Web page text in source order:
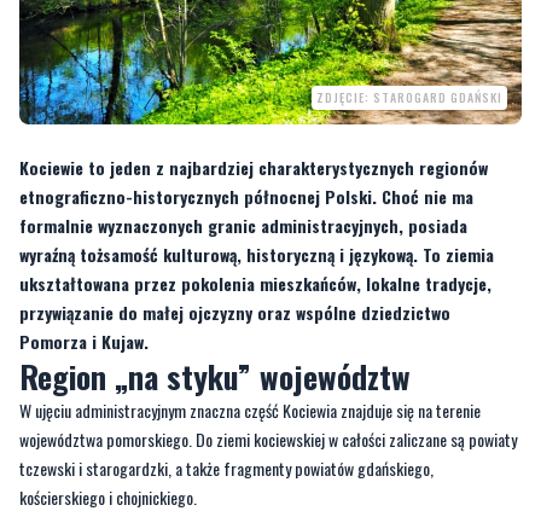
ZDJĘCIE: STAROGARD GDAŃSKI
Kociewie to jeden z najbardziej charakterystycznych regionów
etnograficzno-historycznych północnej Polski. Choć nie ma
formalnie wyznaczonych granic administracyjnych, posiada
wyraźną tożsamość kulturową, historyczną i językową. To ziemia
ukształtowana przez pokolenia mieszkańców, lokalne tradycje,
przywiązanie do małej ojczyzny oraz wspólne dziedzictwo
Pomorza i Kujaw.
Region „na styku” województw
W ujęciu administracyjnym znaczna część Kociewia znajduje się na terenie
województwa pomorskiego. Do ziemi kociewskiej w całości zaliczane są powiaty
tczewski i starogardzki, a także fragmenty powiatów gdańskiego,
kościerskiego i chojnickiego.